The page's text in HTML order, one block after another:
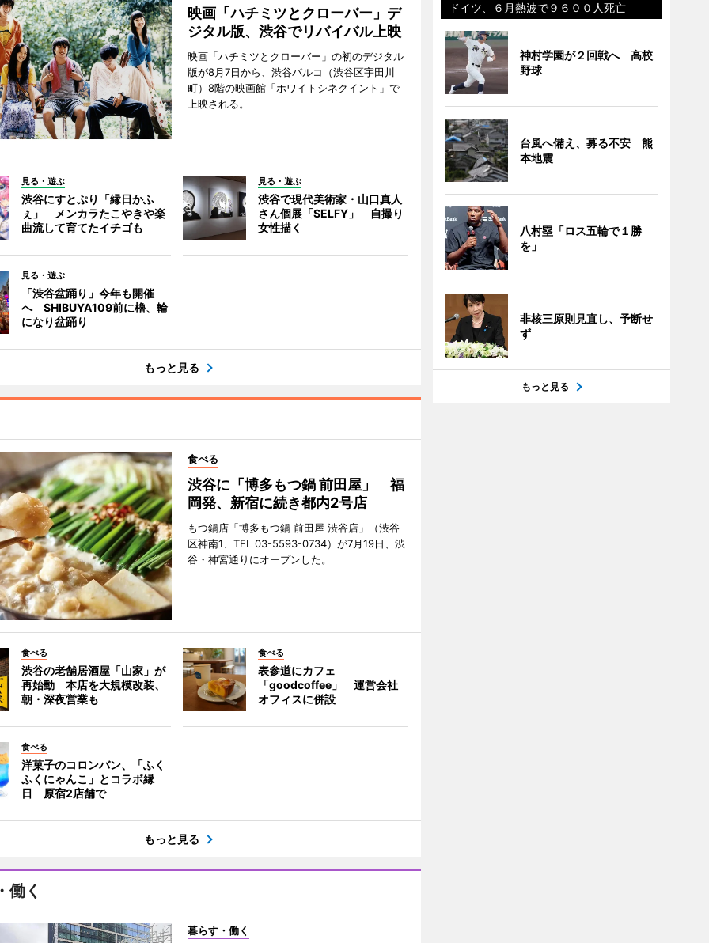
映画「ハチミツとクローバー」デ
ジタル版、渋谷でリバイバル上映
映画「ハチミツとクローバー」の初のデジタル
版が8月7日から、渋谷パルコ（渋谷区宇田川
町）8階の映画館「ホワイトシネクイント」で
上映される。
見る・遊ぶ
渋谷にすとぷり「縁日かふ
ぇ」 メンカラたこやきや楽
曲流して育てたイチゴも
見る・遊ぶ
渋谷で現代美術家・山口真人
さん個展「SELFY」 自撮り
女性描く
見る・遊ぶ
「渋谷盆踊り」今年も開催
へ SHIBUYA109前に櫓、輪
になり盆踊り
もっと見る
食べる
渋谷に「博多もつ鍋 前田屋」 福
岡発、新宿に続き都内2号店
もつ鍋店「博多もつ鍋 前田屋 渋谷店」（渋谷
区神南1、TEL 03-5593-0734）が7月19日、渋
谷・神宮通りにオープンした。
食べる
渋谷の老舗居酒屋「山家」が
再始動 本店を大規模改装、
朝・深夜営業も
食べる
表参道にカフェ
「goodcoffee」 運営会社
オフィスに併設
食べる
洋菓子のコロンバン、「ふく
ふくにゃんこ」とコラボ縁
日 原宿2店舗で
もっと見る
働く
暮らす・働く
ドイツ、６月熱波で９６００人死亡
神村学園が２回戦へ 高校
野球
台風へ備え、募る不安 熊
本地震
八村塁「ロス五輪で１勝
を」
非核三原則見直し、予断せ
ず
もっと見る